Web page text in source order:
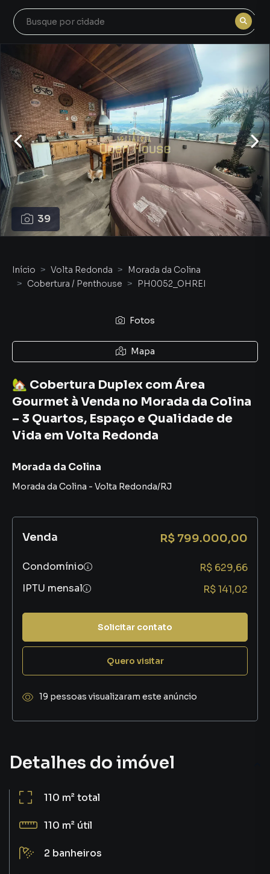
39
Detalhes do imóvel
110 m²total
110 m² útil
2 banheiros
Início Volta Redonda
Morada da Colina
Cobertura / Penthouse
PH0052_OHREI
Fotos
Mapa
🏡 Cobertura Duplex com Área
Gourmet à Venda no Morada da Colina
– 3 Quartos, Espaço e Qualidade de
Vida em Volta Redonda
Morada da Colina
Morada da Colina - Volta Redonda/RJ
Venda R$ 799.000,00
Condomínio
R$ 629,66
IPTU mensal
R$ 141,02
Solicitar contato
Quero visitar
19 pessoas visualizaram este anúncio